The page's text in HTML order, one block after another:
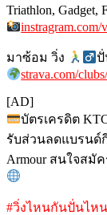
Triathlon, Gadget,
instragram.com/
มาซ้อม วิ่ง
strava.com/
[AD]
บัตรเครดิต
รับส่วนลดแบรนด์กี
Armour สนใจสมั
#วิ่งไหนกันปั่นไหน